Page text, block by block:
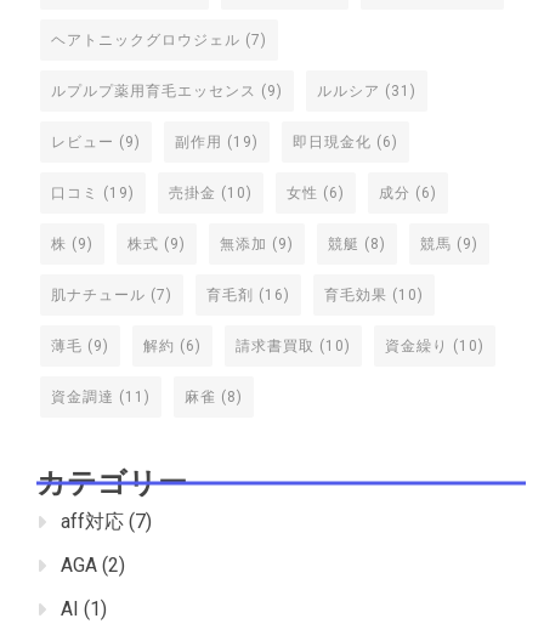
ヘアトニックグロウジェル (7)
ルプルプ薬用育毛エッセンス (9) ルルシア (31)
レビュー (9) 副作用 (19) 即日現金化 (6)
口コミ (19) 売掛金 (10) 女性 (6) 成分 (6)
株 (9) 株式 (9) 無添加 (9) 競艇 (8) 競馬 (9)
肌ナチュール (7) 育毛剤 (16) 育毛効果 (10)
薄毛 (9) 解約 (6) 請求書買取 (10) 資金繰り (10)
資金調達 (11) 麻雀 (8)
カテゴリー
aff対応 (7)
AGA (2)
AI (1)